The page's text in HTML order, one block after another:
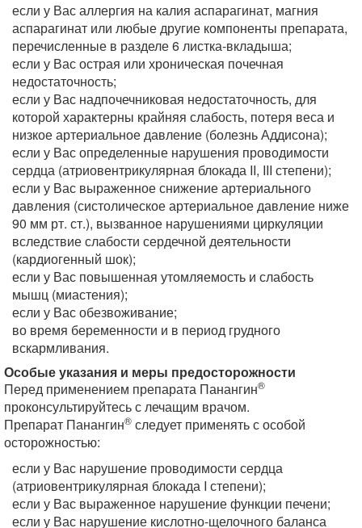
если у Вас аллергия на калия аспарагинат, магния
аспарагинат или любые другие компоненты препарата,
перечисленные в разделе 6 листка-вкладыша;
если у Вас острая или хроническая почечная
недостаточность;
если у Вас надпочечниковая недостаточность, для
которой характерны крайняя слабость, потеря веса и
низкое артериальное давление (болезнь Аддисона);
если у Вас определенные нарушения проводимости
сердца (атриовентрикулярная блокада II, III степени);
если у Вас выраженное снижение артериального
давления (систолическое артериальное давление ниже
90 мм рт. ст.), вызванное нарушениями циркуляции
вследствие слабости сердечной деятельности
(кардиогенный шок);
если у Вас повышенная утомляемость и слабость
мышц (миастения);
если у Вас обезвоживание;
во время беременности и в период грудного
вскармливания.
Особые указания и меры предосторожности
Перед применением препарата Панангин®
проконсультируйтесь с лечащим врачом.
Препарат Панангин® следует применять с особой
осторожностью:
если у Вас нарушение проводимости сердца
(атриовентрикулярная блокада I степени);
если у Вас выраженное нарушение функции печени;
если у Вас нарушение кислотно-щелочного баланса